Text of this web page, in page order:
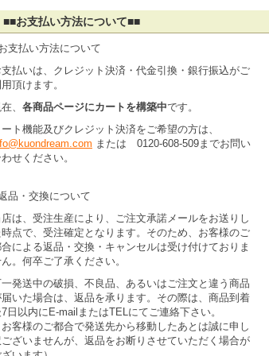
■■お支払い方法について■■
支払い方法について
払いは、クレジット決済・代金引換・銀行振込がご
頂けます。
、 各商品ページにカートを構築中です。
ト機能及びクレジット決済をご希望の方は、
または 0120-608-509までお問い
せください。
品・交換について
は、受注生産により、ご注文承諾メールをお送りし
点で、受注確定となります。そのため、お客様のご
による返品・交換・キャンセルは受け付けておりま
。何卒ご了承ください。
発送中の破損、不良品、あるいはご注文と違う商品
いた場合は、返品を承ります。その際は、商品到着
日以内にE-mailまたはTELにてご連絡下さい。
客様のご都合で発送先から移動したあとは誠に申し
ざいませんが、返品をお断りさせていただく場合が